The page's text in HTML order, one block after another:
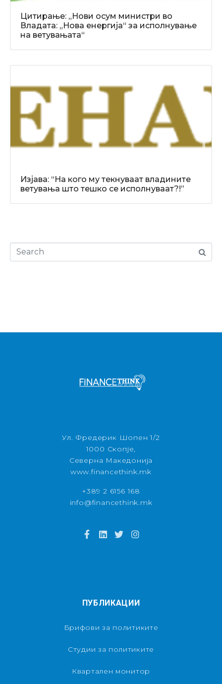
Цитирање: „Нови осум министри во
Владата: „Нова енергија“ за исполнување
на ветувањата“
Изјава: “На кого му текнуваат владините
ветувања што тешко се исполнуваат?!”
Ул. Фредерик Шопен 1/2
1000 Скопје,
Северна Македонија
www.financethink.mk
+389 2 6156 168
info@financethink.mk
ПУБЛИКАЦИИ
Брифови за политиките
Студии за политиките
Квартален монитор